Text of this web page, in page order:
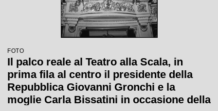
FOTO
Il palco reale al Teatro alla Scala, in
prima fila al centro il presidente della
Repubblica Giovanni Gronchi e la
moglie Carla Bissatini in occasione della